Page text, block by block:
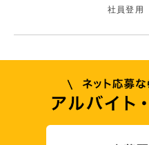
社員登用